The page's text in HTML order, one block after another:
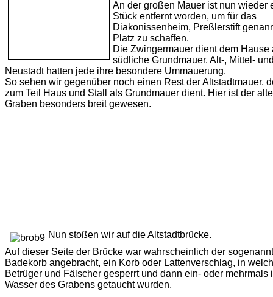
An der großen Mauer ist nun wieder
Stück entfernt worden, um für das
Diakonissenheim, Preßlerstift
Platz zu schaffen.
Die Zwingermauer dient dem Hause
südliche Grundmauer. Alt-, Mittel-
Neustadt hatten jede ihre besondere Ummauerung.
So sehen wir gegenüber noch einen Rest der Altstadtmauer,
zum Teil Haus und Stall als Grundmauer dient. Hier ist der alte
Graben besonders breit gewesen.
Nun stoßen wir auf die Altstadtbrücke.
Auf dieser Seite der Brücke war wahrscheinlich der
Badekorb angebracht, ein Korb oder Lattenverschlag, in
Betrüger und Fälscher gesperrt und dann ein- oder mehrmals
Wasser des Grabens getaucht wurden.